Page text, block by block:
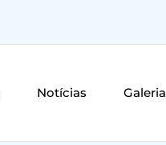
Notícias Galeria